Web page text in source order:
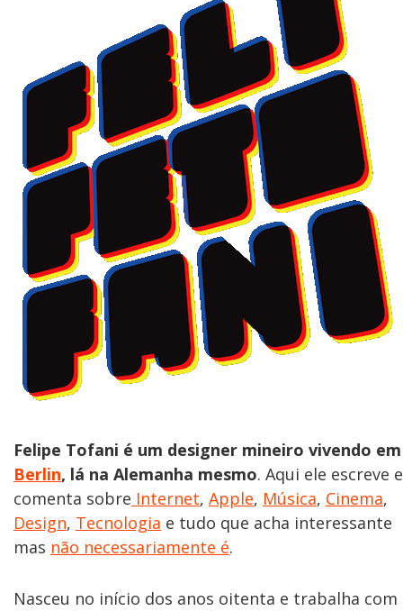
Felipe Tofani é um designer mineiro vivendo em
Berlin, lá na Alemanha mesmo. Aqui ele escreve e
comenta sobre Internet, Apple, Música, Cinema,
Design, Tecnologia e tudo que acha interessante
mas não necessariamente é.
Nasceu no início dos anos oitenta e trabalha com